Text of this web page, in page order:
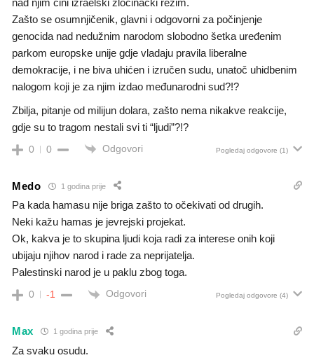
nad njim čini izraelski zločinački režim.
Zašto se osumnjičenik, glavni i odgovorni za počinjenje
genocida nad nedužnim narodom slobodno šetka uređenim
parkom europske unije gdje vladaju pravila liberalne
demokracije, i ne biva uhićen i izručen sudu, unatoč uhidbenim
nalogom koji je za njim izdao međunarodni sud?!?
Zbilja, pitanje od milijun dolara, zašto nema nikakve reakcije,
gdje su to tragom nestali svi ti “ljudi”?!?
0 0 Odgovori Pogledaj odgovore (1)
Medo 1 godina prije
Pa kada hamasu nije briga zašto to očekivati od drugih.
Neki kažu hamas je jevrejski projekat.
Ok, kakva je to skupina ljudi koja radi za interese onih koji
ubijaju njihov narod i rade za neprijatelja.
Palestinski narod je u paklu zbog toga.
0 -1 Odgovori Pogledaj odgovore (4)
Max 1 godina prije
Za svaku osudu.